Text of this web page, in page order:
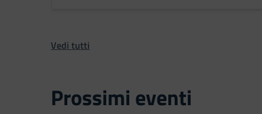
Vedi tutti
Prossimi eventi